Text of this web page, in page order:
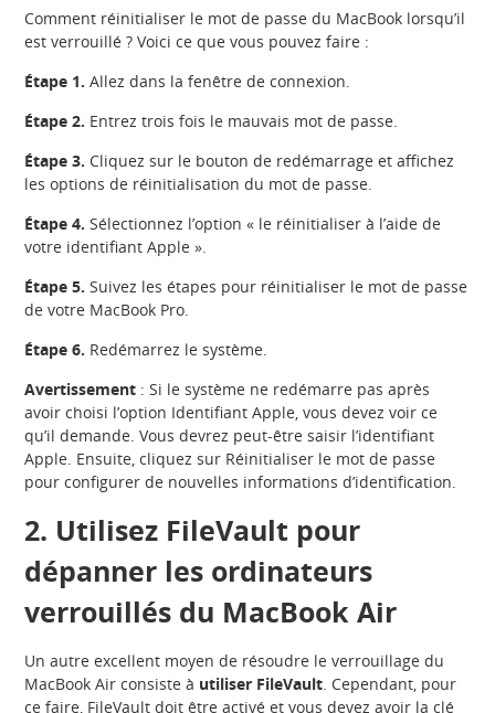
Comment réinitialiser le mot de passe du MacBook lorsqu’il
est verrouillé ? Voici ce que vous pouvez faire :
Étape 1.Allez dans la fenêtre de connexion.
Étape 2. Entrez trois fois le mauvais mot de passe.
Étape 3. Cliquez sur le bouton de redémarrage et affichez
les options de réinitialisation du mot de passe.
Étape 4.Sélectionnez l’option « le réinitialiser à l’aide de
votre identifiant Apple ».
Étape 5.Suivez les étapes pour réinitialiser le mot de passe
de votre MacBook Pro.
Étape 6. Redémarrez le système.
Avertissement : Si le système ne redémarre pas après
avoir choisi l’option Identifiant Apple, vous devez voir ce
qu’il demande. Vous devrez peut-être saisir l’identifiant
Apple. Ensuite, cliquez sur Réinitialiser le mot de passe
pour configurer de nouvelles informations d’identification.
2. Utilisez FileVault pour
dépanner les ordinateurs
verrouillés du MacBook Air
Un autre excellent moyen de résoudre le verrouillage du
MacBook Air consiste à utiliser FileVault . Cependant, pour
ce faire, FileVault doit être activé et vous devez avoir la clé